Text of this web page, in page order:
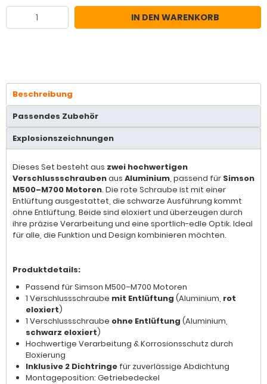
IN DEN WARENKORB
Beschreibung
Passendes Zubehör
Explosionszeichnungen
Dieses Set besteht aus zwei hochwertigen
Verschlussschraubenaus Aluminium, passend für Simson
M500–M700 Motoren. Die rote Schraube ist mit einer
Entlüftung ausgestattet, die schwarze Ausführung kommt
ohne Entlüftung. Beide sind eloxiert und überzeugen durch
ihre präzise Verarbeitung und eine sportlich-edle Optik. Ideal
für alle, die Funktion und Design kombinieren möchten.
Produktdetails:
Passend für Simson M500–M700 Motoren
1 Verschlussschraube mit Entlüftung (Aluminium, rot
eloxiert)
1 Verschlussschraube ohne Entlüftung (Aluminium,
schwarz eloxiert)
Hochwertige Verarbeitung & Korrosionsschutz durch
Eloxierung
Inklusive 2 Dichtringe für zuverlässige Abdichtung
Montageposition: Getriebedeckel